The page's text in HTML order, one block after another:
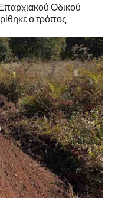
Οδικού
ο τρόπος